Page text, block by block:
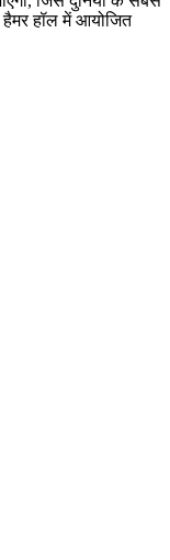
हैमर हॉल में आयोजित